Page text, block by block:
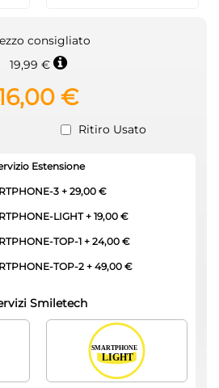
consigliato
19,99 €
€
Ritiro Usato
Estensione
3+ 29,00 €
LIGHT+ 19,00 €
TOP-1+ 24,00 €
TOP-2+ 49,00 €
Smiletech